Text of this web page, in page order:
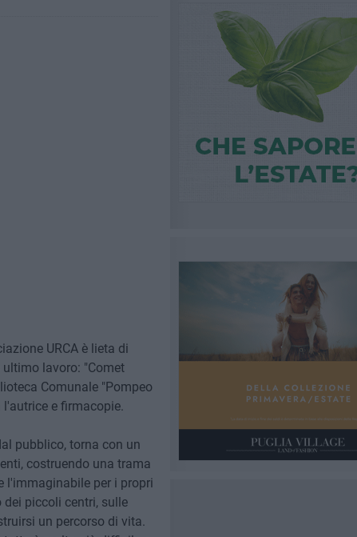
URCA è lieta di
lavoro: "Comet
Comunale "Pompeo
e firmacopie.
pubblico, torna con un
costruendo una trama
l'immaginabile per i propri
piccoli centri, sulle
un percorso di vita.